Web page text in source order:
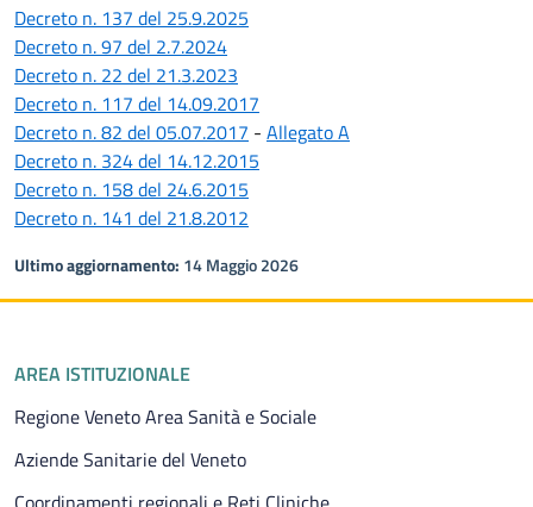
Decreto n. 137 del 25.9.2025
Decreto n. 97 del 2.7.2024
Decreto n. 22 del 21.3.2023
Decreto n. 117 del 14.09.2017
Decreto n. 82 del 05.07.2017 - Allegato A
Decreto n. 324 del 14.12.2015
Decreto n. 158 del 24.6.2015
Decreto n. 141 del 21.8.2012
Ultimo aggiornamento: 14 Maggio 2026
Piè di pagina
AREA ISTITUZIONALE
Regione Veneto Area Sanità e Sociale
Aziende Sanitarie del Veneto